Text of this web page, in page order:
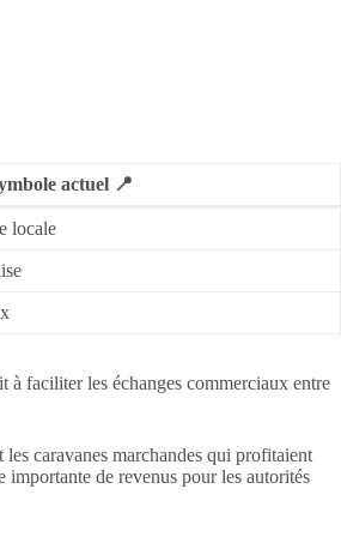
actuel 📍
locale
à faciliter les échanges commerciaux entre
caravanes marchandes qui profitaient
importante de revenus pour les autorités